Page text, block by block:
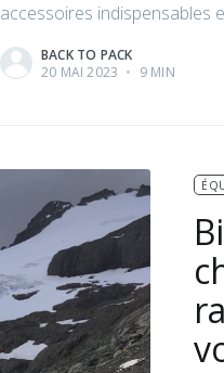
accessoires indispensables
BACK TO PACK
20 MAI 2023 • 9 MIN